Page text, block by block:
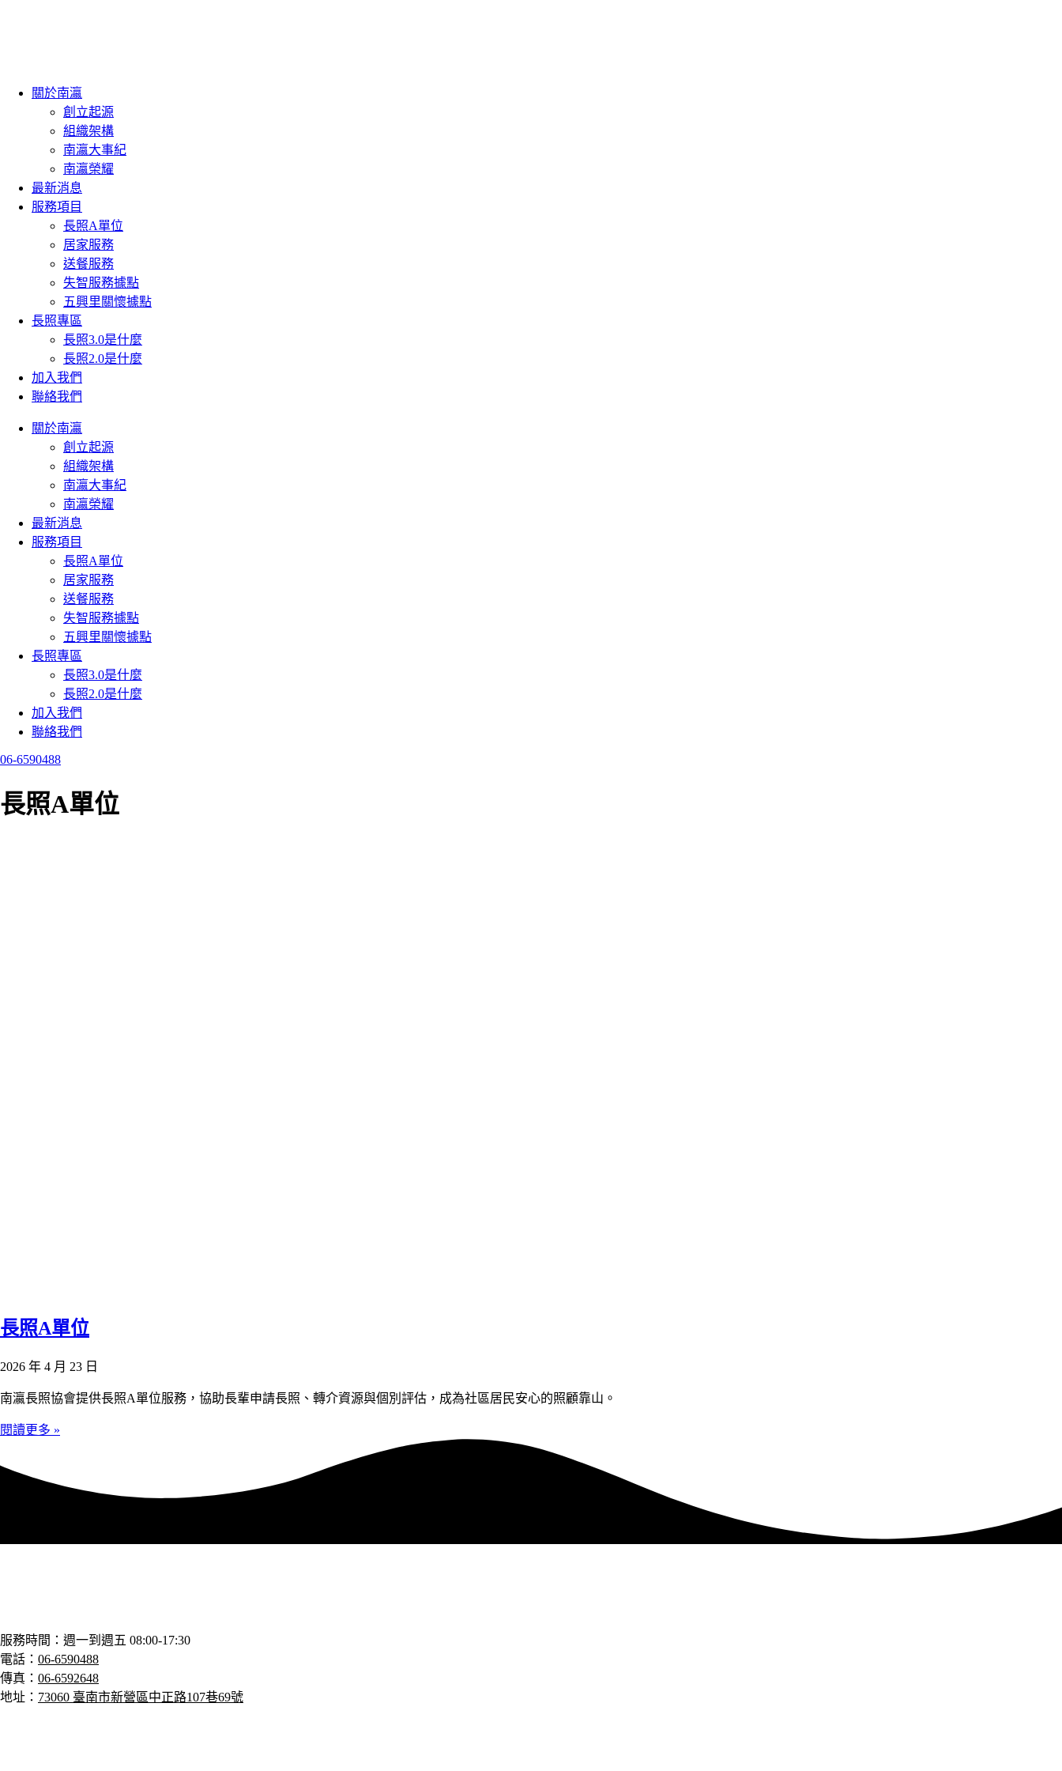
關於南瀛
創立起源
組織架構
南瀛大事紀
南瀛榮耀
最新消息
服務項目
長照A單位
居家服務
送餐服務
失智服務據點
五興里關懷據點
長照專區
長照3.0是什麼
長照2.0是什麼
加入我們
聯絡我們
關於南瀛
創立起源
組織架構
南瀛大事紀
南瀛榮耀
最新消息
服務項目
長照A單位
居家服務
送餐服務
失智服務據點
五興里關懷據點
長照專區
長照3.0是什麼
長照2.0是什麼
加入我們
聯絡我們
06-6590488
長照A單位
長照A單位
2026 年 4 月 23 日
南瀛長照協會提供長照A單位服務，協助長輩申請長照、轉介資源與個別評估，成為社區居民安心的照顧靠山。
閱讀更多 »
服務時間：週一到週五 08:00-17:30
電話 ： 06-6590488
傳真： 06-6592648
地址： 73060 臺南市新營區中正路107巷69號